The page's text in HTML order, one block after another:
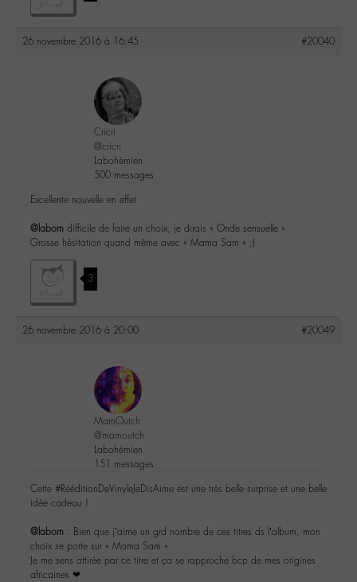
26 novembre 2016 à 16:45 #20040
Cricri
@cricri
Labohémien
500 messages
Excellente nouvelle en effet
@labom difficile de faire un choix, je dirais « Onde sensuelle »
Grosse hésitation quand même avec « Mama Sam » ;)
3
26 novembre 2016 à 20:00 #20049
MamOutch
@mamoutch
Labohémien
151 messages
Cette #RééditionDeVinyleJeDisAime est une très belle surprise et une belle
idée cadeau !
@labom : Bien que j’aime un grd nombre de ces titres ds l’album, mon
choix se porte sur « Mama Sam »
Je me sens attirée par ce titre et ça se rapproche bcp de mes origines
africaines ❤